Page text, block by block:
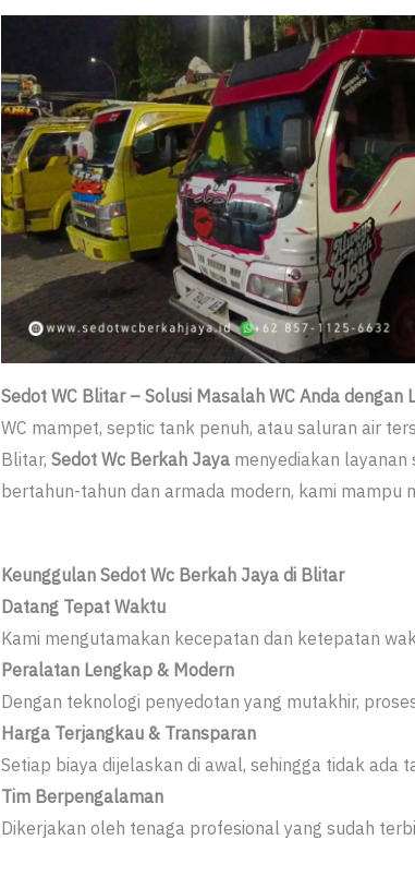
Sedot WC Blitar – Solusi Masalah WC Anda dengan
WC mampet, septic tank penuh, atau saluran air
Blitar, Sedot Wc Berkah Jayamenyediakan layanan
bertahun-tahun dan armada modern, kami
Keunggulan Sedot Wc Berkah Jaya di Blitar
Datang Tepat Waktu
Kami mengutamakan kecepatan dan ketepatan
Peralatan Lengkap & Modern
Dengan teknologi penyedotan yang mutakhir,
Harga Terjangkau & Transparan
Setiap biaya dijelaskan di awal, sehingga tidak ada
Tim Berpengalaman
Dikerjakan oleh tenaga profesional yang sudah